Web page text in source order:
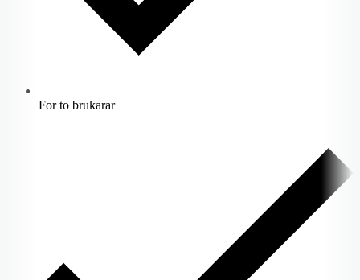
For to brukarar